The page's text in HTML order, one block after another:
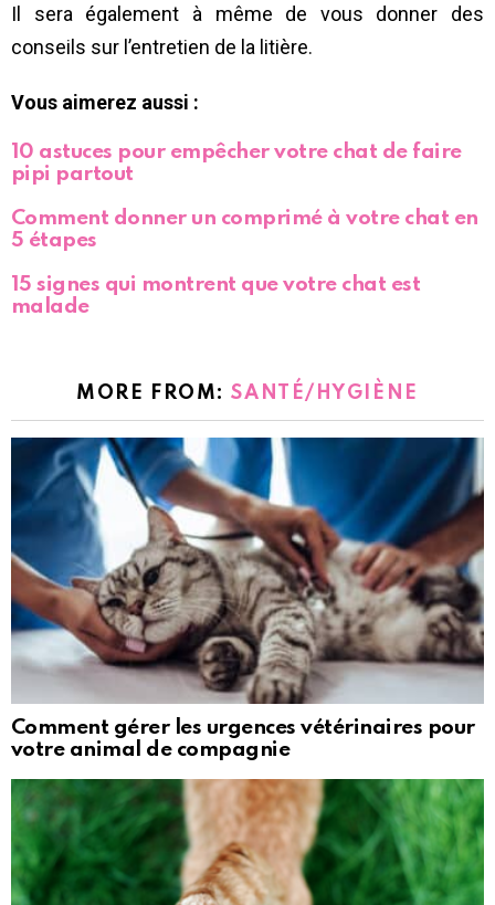
Il sera également à même de vous donner des
conseils sur l’entretien de la litière.
Vous aimerez aussi :
10 astuces pour empêcher votre chat de faire
pipi partout
Comment donner un comprimé à votre chat en
5 étapes
15 signes qui montrent que votre chat est
malade
MORE FROM:SANTÉ/HYGIÈNE
Comment gérer les urgences vétérinaires pour
votre animal de compagnie